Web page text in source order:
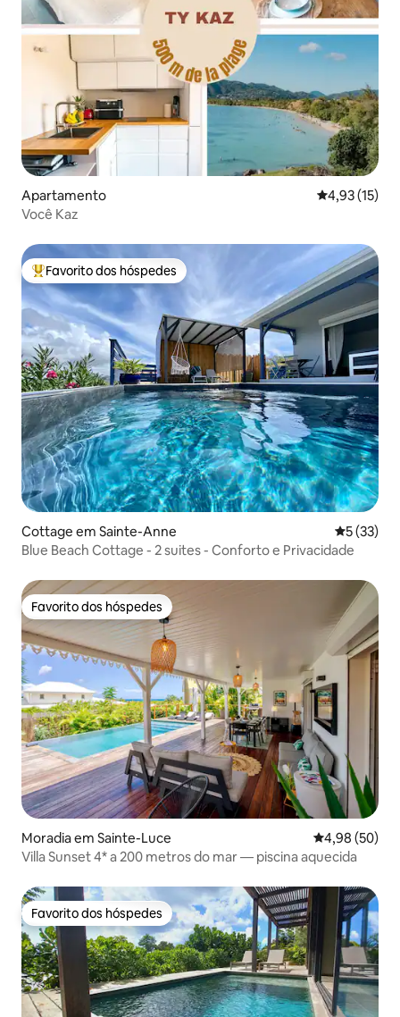
Apartamento Classificação
4,93 (15)
Você Kaz
Favoritos dos hóspedes mais apreciados
Favorito dos hóspedes
Cottage em Sainte-Anne
5 (33)
Blue Beach Cottage - 2 suites - Conforto e Privacidade
Favorito dos hóspedes
Favorito dos hóspedes
Moradia em Sainte-Luce Classificação
4,98 (50)
Villa Sunset 4* a 200 metros do mar — piscina aquecida
Favorito dos hóspedes
Favorito dos hóspedes